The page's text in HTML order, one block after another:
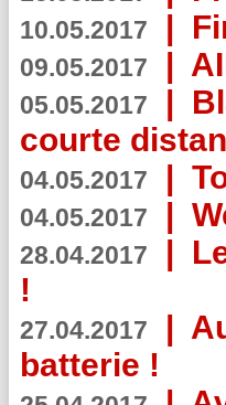
10.05.2017 |
09.05.2017 |
05.05.2017 |
courte
04.05.2017 |
04.05.2017 |
28.04.2017 |
!
27.04.2017 |
batterie !